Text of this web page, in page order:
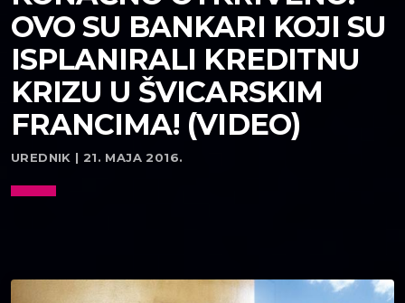
OVO SU BANKARI KOJI SU
ISPLANIRALI KREDITNU
KRIZU U ŠVICARSKIM
FRANCIMA! (VIDEO)
UREDNIK | 21. MAJA 2016.